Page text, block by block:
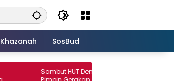
Khazanah SosBud
Sambut HUT Demokrat ke-25, Wansori